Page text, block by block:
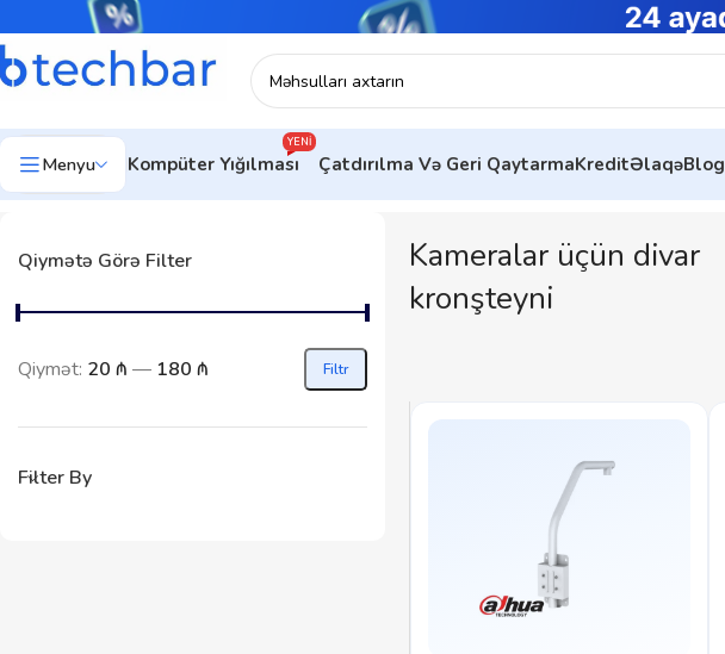
Menyu Kompüter Yığılması
YENI
Çatdırılma Və Geri QaytarmaKreditƏlaqəBlog
Qiymətə Görə Filter
Filtr
Qiymət: 20 ₼ — 180 ₼
Filter By
Kameralar üçün divar
kronşteyni